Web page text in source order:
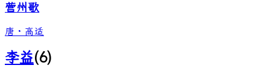
营州歌
唐 · 高适
李益(6)